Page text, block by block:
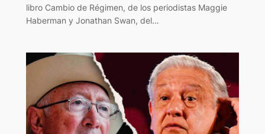
libro Cambio de Régimen, de los periodistas Maggie
Haberman y Jonathan Swan, del…